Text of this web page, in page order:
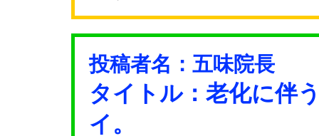
投稿者名：五味院長
タイトル：老化に伴
イ。